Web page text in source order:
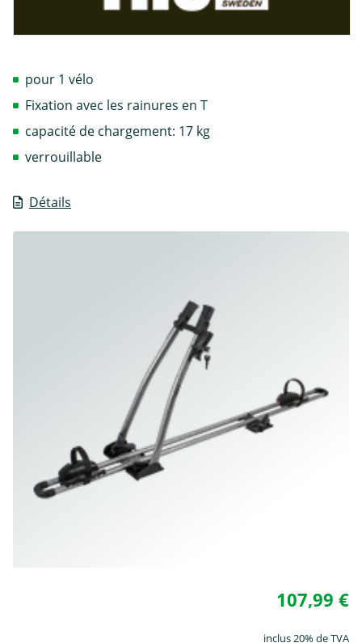
Détails
pour 1 vélo
Fixation avec les rainures en T
capacité de chargement: 17 kg
verrouillable
107,99 €
inclus 20% de TVA